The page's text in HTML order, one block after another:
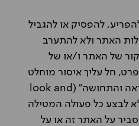
להפסיק או להגביל
האתר ולא להתערב
של האתר ו/או של
חל עליך איסור מוחלט
והתחושה" (look and
לבצע כל פעולה המטילה
סביר על האתר זה או על